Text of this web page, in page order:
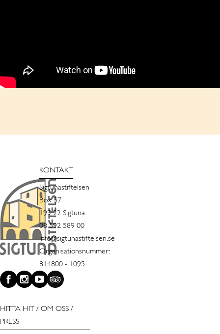
KONTAKT
Sigtunastiftelsen
Box 57
193 22 Sigtuna
08 592 589 00
info@sigtunastiftelsen.se
Organisationsnummer:
814800 - 1095
HITTA HIT / OM OSS /
PRESS